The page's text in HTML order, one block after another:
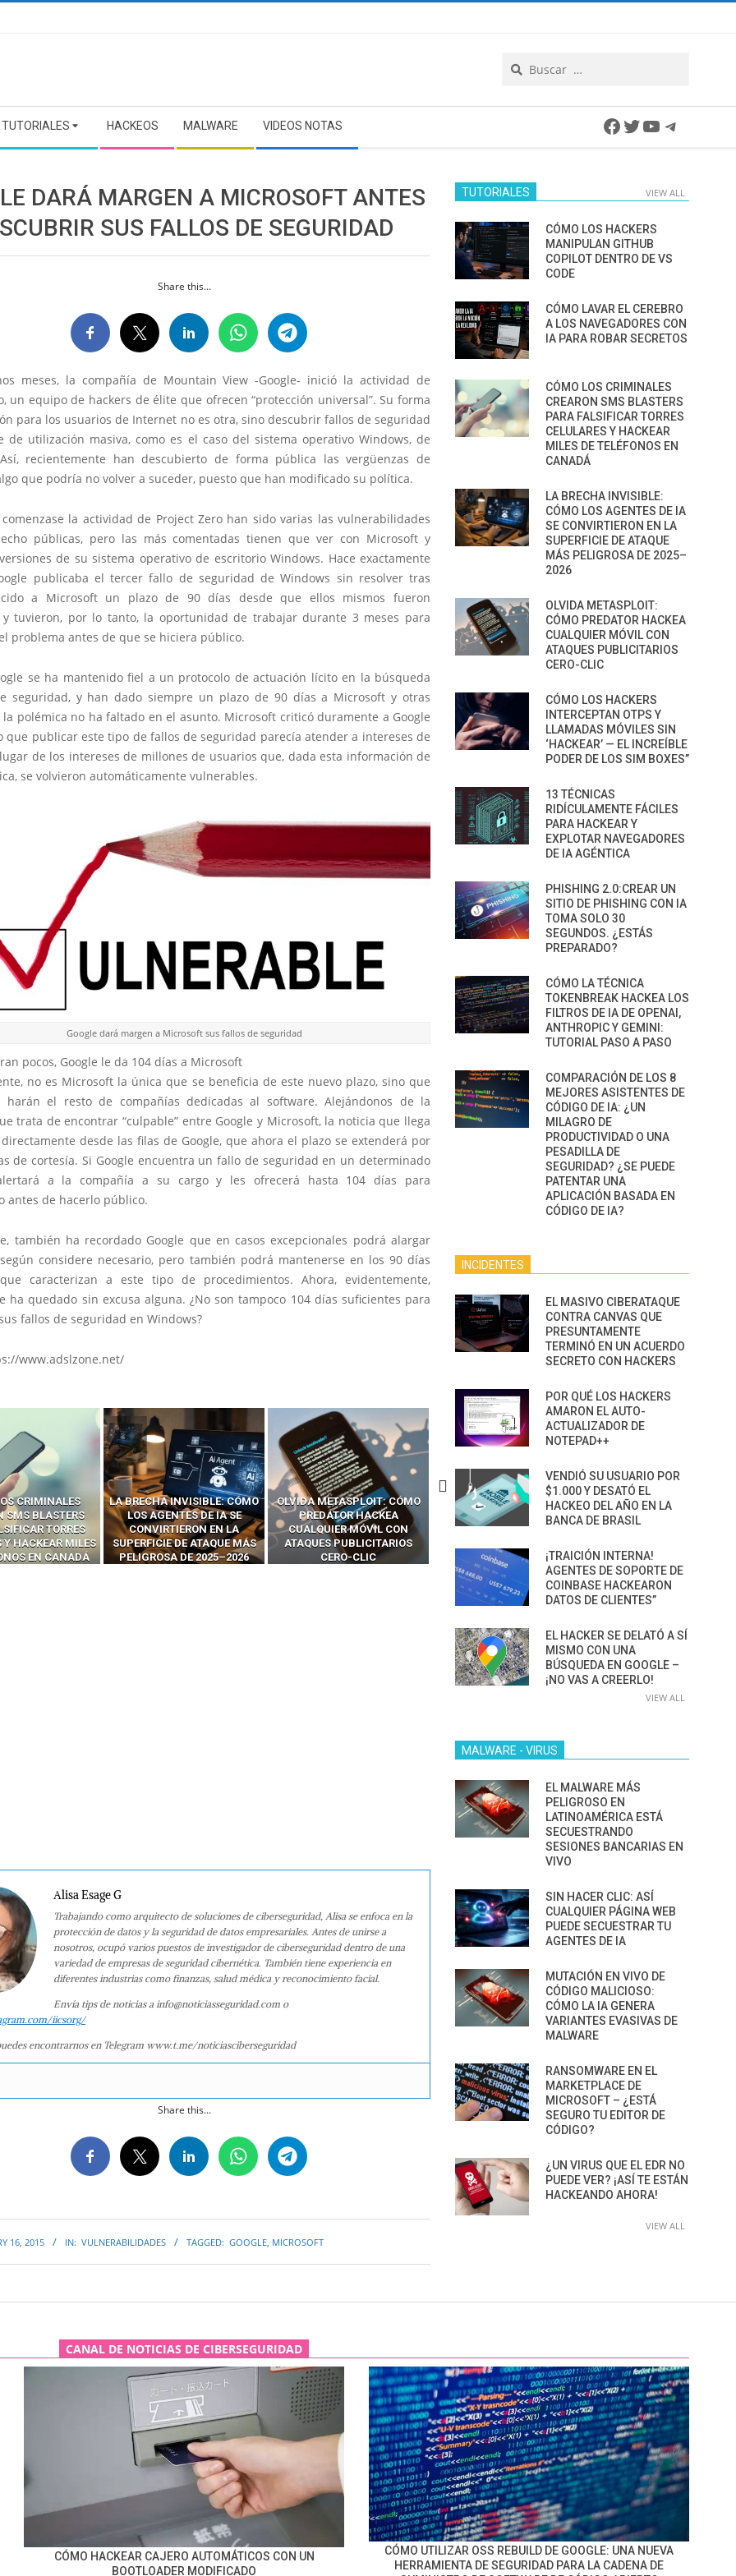
TUTORIALES HACKEOS MALWARE VIDEOS NOTAS Facebook
Twitter
YouTube
DARÁ MARGEN A MICROSOFT ANTES
SUS FALLOS DE SEGURIDAD
Share this...
meses, la compañía de Mountain View -Google- inició la actividad de
un equipo de hackers de élite que ofrecen “protección universal”. Su forma
para los usuarios de Internet no es otra, sino descubrir fallos de seguridad
de utilización masiva, como es el caso del sistema operativo Windows, de
recientemente han descubierto de forma pública las vergüenzas de
que podría no volver a suceder, puesto que han modificado su política.
la actividad de Project Zero han sido varias las vulnerabilidades
públicas, pero las más comentadas tienen que ver con Microsoft y
de su sistema operativo de escritorio Windows. Hace exactamente
publicaba el tercer fallo de seguridad de Windows sin resolver tras
a Microsoft un plazo de 90 días desde que ellos mismos fueron
y tuvieron, por lo tanto, la oportunidad de trabajar durante 3 meses para
problema antes de que se hiciera público.
se ha mantenido fiel a un protocolo de actuación lícito en la búsqueda
seguridad, y han dado siempre un plazo de 90 días a Microsoft y otras
la polémica no ha faltado en el asunto. Microsoft criticó duramente a Google
que publicar este tipo de fallos de seguridad parecía atender a intereses de
de los intereses de millones de usuarios que, dada esta información de
se volvieron automáticamente vulnerables.
Google dará margen a Microsoft sus fallos de seguridad
pocos, Google le da 104 días a Microsoft
no es Microsoft la única que se beneficia de este nuevo plazo, sino que
harán el resto de compañías dedicadas al software. Alejándonos de la
trata de encontrar “culpable” entre Google y Microsoft, la noticia que llega
desde las filas de Google, que ahora el plazo se extenderá por
de cortesía. Si Google encuentra un fallo de seguridad en un determinado
a la compañía a su cargo y les ofrecerá hasta 104 días para
antes de hacerlo público.
también ha recordado Google que en casos excepcionales podrá alargar
considere necesario, pero también podrá mantenerse en los 90 días
caracterizan a este tipo de procedimientos. Ahora, evidentemente,
ha quedado sin excusa alguna. ¿No son tampoco 104 días suficientes para
fallos de seguridad en Windows?
www.adslzone.net/
INVISIBLE: CÓMO
DE IA SE
EN LA
DE ATAQUE MÁS
DE 2025–2026
OLVIDA METASPLOIT: CÓMO
PREDATOR HACKEA
CUALQUIER MÓVIL CON
ATAQUES PUBLICITARIOS
CERO-CLIC
CÓMO LOS HACKERS
INTERCEPTAN OTPS Y
LLAMADAS MÓVILES SIN
‘HACKEAR’ — EL INCREÍBLE
PODER DE LOS SIM BOXES”
13 TÉCNICAS
RIDÍCULAMENTE FÁCILES
PARA HACKEAR Y EXPLOTAR
AGÉNTICA
CÓMO LOS HACKERS
MANIPULAN GITHUB
Alisa Esage G
Trabajando como arquitecto de soluciones de ciberseguridad, Alisa se enfoca en la
protección de datos y la seguridad de datos empresariales. Antes de unirse a
nosotros, ocupó varios puestos de investigador de ciberseguridad dentro de una
variedad de empresas de seguridad cibernética. También tiene experiencia en
diferentes industrias como finanzas, salud médica y reconocimiento facial.
Envía tips de noticias a info@noticiasseguridad.com o
iicsorg/
encontrarnos en Telegram www.t.me/noticiasciberseguridad
Share this...
16, 2015 IN: VULNERABILIDADES TAGGED: GOOGLE MICROSOFT
TUTORIALES VIEW ALL
CÓMO LOS HACKERS
MANIPULAN GITHUB
COPILOT DENTRO DE VS
CODE
CÓMO LAVAR EL CEREBRO
A LOS NAVEGADORES CON
IA PARA ROBAR SECRETOS
CÓMO LOS CRIMINALES
CREARON SMS BLASTERS
PARA FALSIFICAR TORRES
CELULARES Y HACKEAR
MILES DE TELÉFONOS EN
CANADÁ
LA BRECHA INVISIBLE:
CÓMO LOS AGENTES DE IA
SE CONVIRTIERON EN LA
SUPERFICIE DE ATAQUE
MÁS PELIGROSA DE 2025–
2026
OLVIDA METASPLOIT:
CÓMO PREDATOR HACKEA
CUALQUIER MÓVIL CON
ATAQUES PUBLICITARIOS
CERO-CLIC
CÓMO LOS HACKERS
INTERCEPTAN OTPS Y
LLAMADAS MÓVILES SIN
‘HACKEAR’ — EL INCREÍBLE
PODER DE LOS SIM BOXES”
13 TÉCNICAS
RIDÍCULAMENTE FÁCILES
PARA HACKEAR Y
EXPLOTAR NAVEGADORES
DE IA AGÉNTICA
PHISHING 2.0:CREAR UN
SITIO DE PHISHING CON IA
TOMA SOLO 30
SEGUNDOS. ¿ESTÁS
PREPARADO?
CÓMO LA TÉCNICA
TOKENBREAK HACKEA LOS
FILTROS DE IA DE OPENAI,
ANTHROPIC Y GEMINI:
TUTORIAL PASO A PASO
COMPARACIÓN DE LOS 8
MEJORES ASISTENTES DE
CÓDIGO DE IA: ¿UN
MILAGRO DE
PRODUCTIVIDAD O UNA
PESADILLA DE
SEGURIDAD? ¿SE PUEDE
PATENTAR UNA
APLICACIÓN BASADA EN
CÓDIGO DE IA?
INCIDENTES
EL MASIVO CIBERATAQUE
CONTRA CANVAS QUE
PRESUNTAMENTE
TERMINÓ EN UN ACUERDO
SECRETO CON HACKERS
POR QUÉ LOS HACKERS
AMARON EL AUTO-
ACTUALIZADOR DE
NOTEPAD++
VENDIÓ SU USUARIO POR
$1.000 Y DESATÓ EL
HACKEO DEL AÑO EN LA
BANCA DE BRASIL
¡TRAICIÓN INTERNA!
AGENTES DE SOPORTE DE
COINBASE HACKEARON
DATOS DE CLIENTES”
EL HACKER SE DELATÓ A SÍ
MISMO CON UNA
BÚSQUEDA EN GOOGLE –
¡NO VAS A CREERLO!
VIEW ALL
MALWARE - VIRUS
EL MALWARE MÁS
PELIGROSO EN
LATINOAMÉRICA ESTÁ
SECUESTRANDO
SESIONES BANCARIAS EN
VIVO
SIN HACER CLIC: ASÍ
CUALQUIER PÁGINA WEB
PUEDE SECUESTRAR TU
AGENTES DE IA
MUTACIÓN EN VIVO DE
CÓDIGO MALICIOSO:
CÓMO LA IA GENERA
VARIANTES EVASIVAS DE
MALWARE
RANSOMWARE EN EL
MARKETPLACE DE
MICROSOFT – ¿ESTÁ
SEGURO TU EDITOR DE
CÓDIGO?
¿UN VIRUS QUE EL EDR NO
PUEDE VER? ¡ASÍ TE ESTÁN
HACKEANDO AHORA!
VIEW ALL
CANAL DE NOTICIAS DE CIBERSEGURIDAD
CÓMO HACKEAR CAJERO AUTOMÁTICOS CON UN
BOOTLOADER MODIFICADO
CÓMO UTILIZAR OSS REBUILD DE GOOGLE: UNA NUEVA
HERRAMIENTA DE SEGURIDAD PARA LA CADENA DE